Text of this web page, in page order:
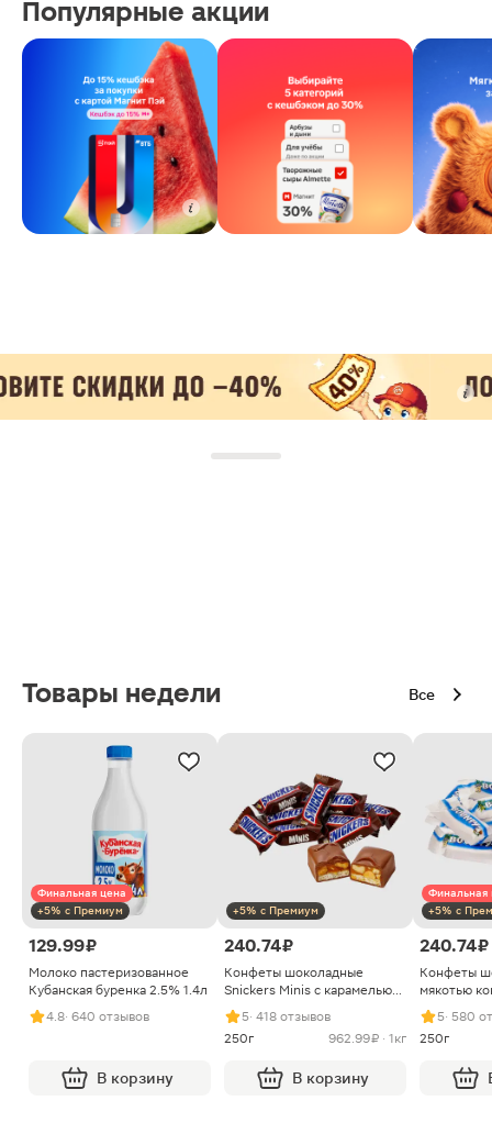
Популярные акции
Товары недели Все
Финальная цена
+5% с Премиум
129.99 ₽
Молоко пастеризованное
Кубанская буренка 2.5% 1.4л
4.8· 640 отзывов
В корзину
+5% с Премиум
240.74 ₽
Конфеты шоколадные
Snickers Minis с карамелью
арахисом и нугой
5· 418 отзывов
250г
962.99 ₽ · 1кг
В корзину
Финальная
+5% с
240.74 ₽
Конфеты
мякотью
5· 580
250г